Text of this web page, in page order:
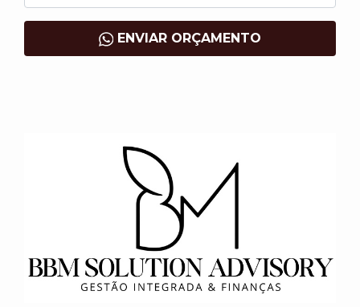
ENVIAR ORÇAMENTO